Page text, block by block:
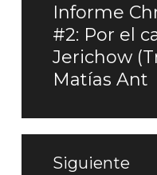
entradas
Entrada
anterior:
Informe
#2: Por el
Jerichow
Matías Ant
Siguiente